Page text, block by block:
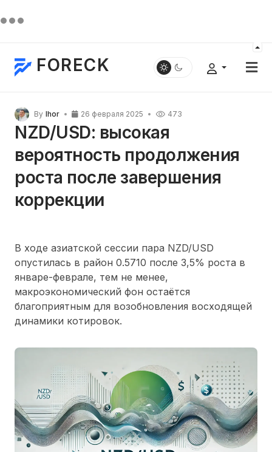
FORECK
By Ihor 26 февраля 2025 473
NZD/USD: высокая
вероятность продолжения
роста после завершения
коррекции
В ходе азиатской сессии пара NZD/USD
опустилась в район 0.5710 после 3,5% роста в
январе-феврале, тем не менее,
макроэкономический фон остаётся
благоприятным для возобновления восходящей
динамики котировок.